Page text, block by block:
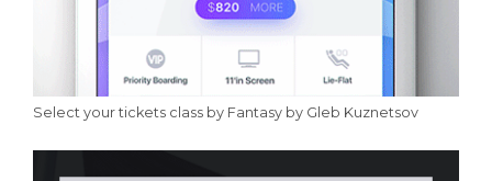
Select your tickets class by Fantasy by Gleb Kuznetsov